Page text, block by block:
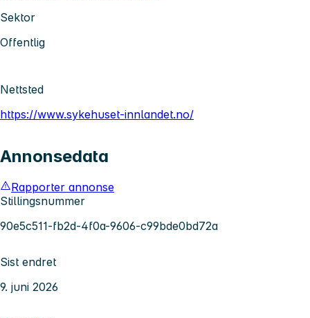
Sektor
Offentlig
Nettsted
https://www.sykehuset-innlandet.no/
Annonsedata
Rapporter annonse
Stillingsnummer
90e5c511-fb2d-4f0a-9606-c99bde0bd72a
Sist endret
9. juni 2026